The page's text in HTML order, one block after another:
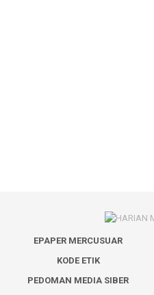
EPAPER MERCUSUAR
KODE ETIK
PEDOMAN MEDIA SIBER